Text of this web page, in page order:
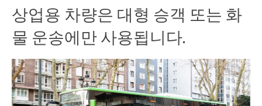
상업용 차량은 대형 승객 또는 화
물 운송에만 사용됩니다.